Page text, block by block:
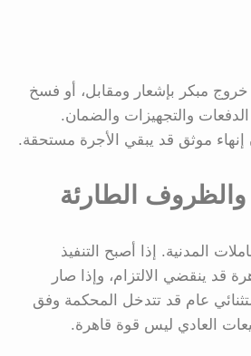
مبكر بإشعار ومقابل، أو فسخ
والتجهيزات والضمان.
موثق قد يبقي الأجرة مستحقة.
والظروف الطارئة
المدنية. إذا أصبح التنفيذ
قد ينقضي الالتزام، وإذا صار
عام قد تتدخل المحكمة وفق
العادي ليس قوة قاهرة.